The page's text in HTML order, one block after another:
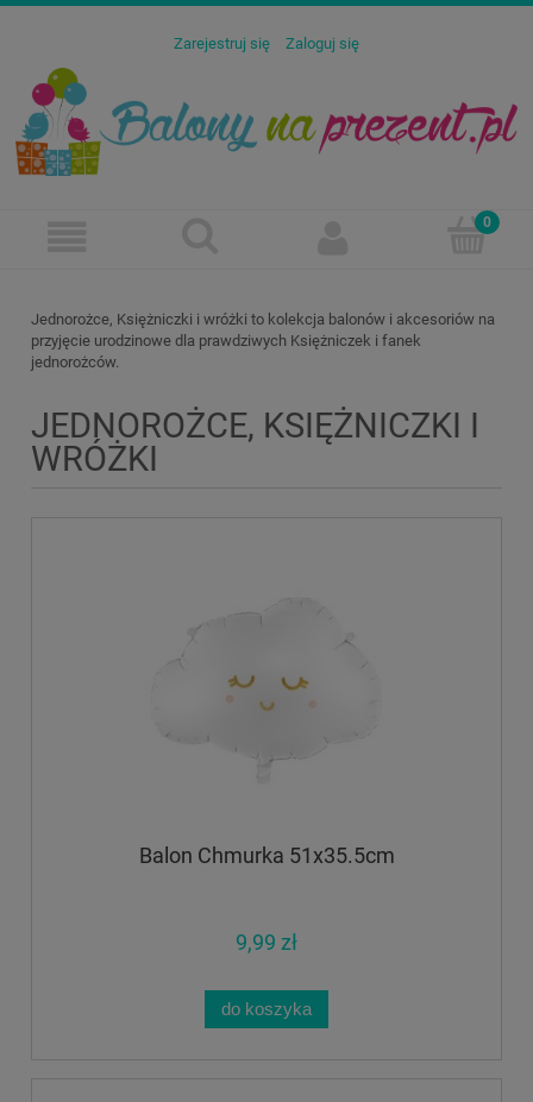
Zarejestruj się Zaloguj się
Jednorożce, Księżniczki i wróżki to kolekcja balonów i akcesoriów na
przyjęcie urodzinowe dla prawdziwych Księżniczek i fanek
jednorożców.
JEDNOROŻCE, KSIĘŻNICZKI I
WRÓŻKI
Balon Chmurka 51x35.5cm
9,99 zł
do koszyka